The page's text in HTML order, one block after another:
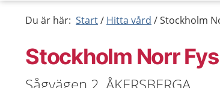
Du är här: Start Hitta vård Stockholm
Stockholm Norr